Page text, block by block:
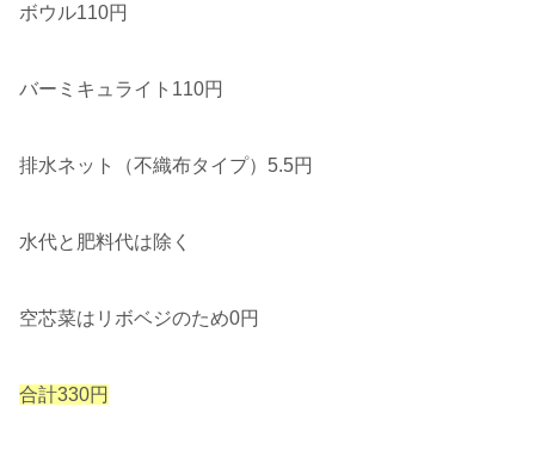
ボウル110円
バーミキュライト110円
排水ネット（不織布タイプ）5.5円
水代と肥料代は除く
空芯菜はリボベジのため0円
合計330円